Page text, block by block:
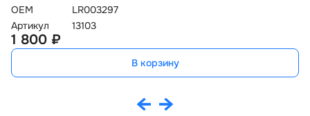
OEM
LR003297
Артикул
13103
1 800 ₽
В корзину